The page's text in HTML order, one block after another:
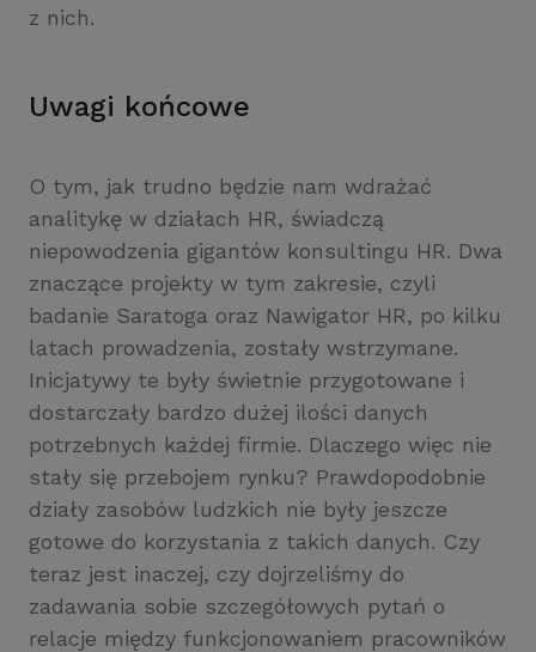
z nich.
Uwagi końcowe
O tym, jak trudno będzie nam wdrażać
analitykę w działach HR, świadczą
niepowodzenia gigantów konsultingu HR. Dwa
znaczące projekty w tym zakresie, czyli
badanie Saratoga oraz Nawigator HR, po kilku
latach prowadzenia, zostały wstrzymane.
Inicjatywy te były świetnie przygotowane i
dostarczały bardzo dużej ilości danych
potrzebnych każdej firmie. Dlaczego więc nie
stały się przebojem rynku? Prawdopodobnie
działy zasobów ludzkich nie były jeszcze
gotowe do korzystania z takich danych. Czy
teraz jest inaczej, czy dojrzeliśmy do
zadawania sobie szczegółowych pytań o
relacje między funkcjonowaniem pracowników